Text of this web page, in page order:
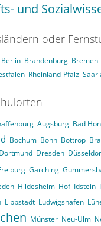
und
oder
Berlin Brandenburg Bremen
Rheinland-Pfalz
Augsburg Bad
Bochum Bonn Bottrop
Dortmund Dresden
Garching
Hildesheim Hof Idstein
Lippstadt Ludwigshafen
Münster Neu-Ulm